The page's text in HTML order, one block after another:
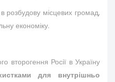
розбудову місцевих громад,
економіку.
второгення Росії в Україну
для внутрішньо